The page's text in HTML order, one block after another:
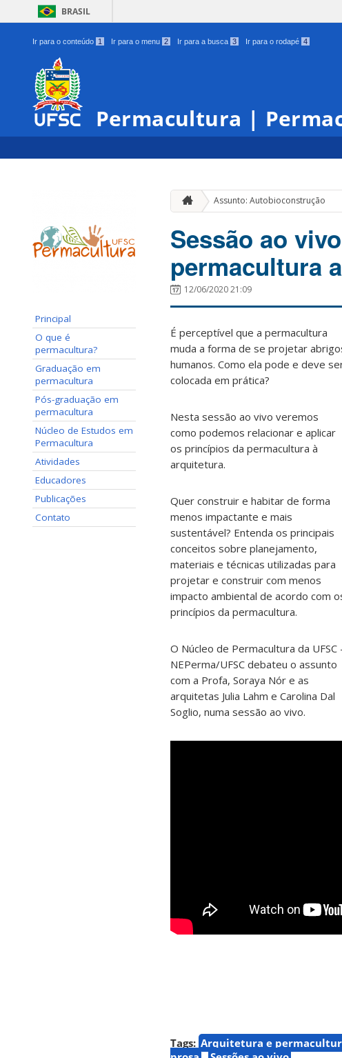
BRASIL
Ir para o conteúdo 1 Ir para o menu 2 Ir para a busca 3 Ir para o rodapé 4
Permacultura |
Principal
O que é
permacultura?
Graduação em
permacultura
Pós-graduação em
permacultura
Núcleo de Estudos em
Permacultura
Atividades
Educadores
Publicações
Contato
Assunto: Autobioconstrução
Sessão ao
permacultura
12/06/2020 21:09
É perceptível que a permacultura
muda a forma de se projetar
humanos. Como ela pode e deve
colocada em prática?
Nesta sessão ao vivo veremos
como podemos relacionar e aplicar
os princípios da permacultura à
arquitetura.
Quer construir e habitar de forma
menos impactante e mais
sustentável? Entenda os principais
conceitos sobre planejamento,
materiais e técnicas utilizadas para
projetar e construir com menos
impacto ambiental de acordo com
princípios da permacultura.
O Núcleo de Permacultura da UFSC
NEPerma/UFSC debateu o assunto
com a Profa, Soraya Nór e as
arquitetas Julia Lahm e Carolina Dal
Soglio, numa sessão ao vivo.
Tags: Arquitetura e